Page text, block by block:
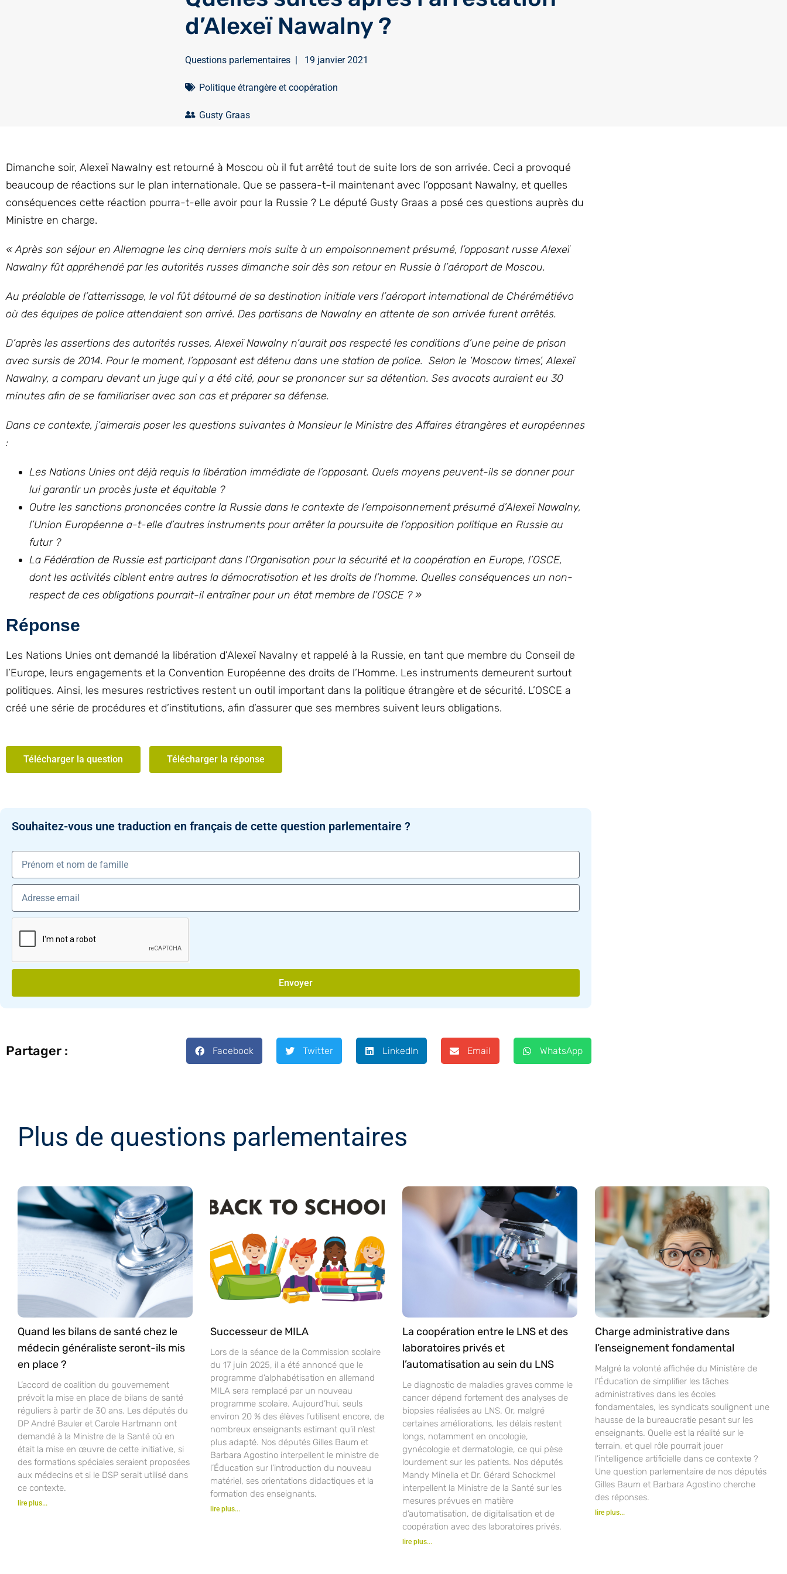
d’Alexeï Nawalny ?
Questions parlementaires| 19 janvier 2021
Politique étrangère et coopération
Gusty Graas
Dimanche soir, Alexeï Nawalny est retourné à Moscou où il fut arrêté tout de suite lors de son arrivée. Ceci a provoqué
beaucoup de réactions sur le plan internationale. Que se passera-t-il maintenant avec l’opposant Nawalny, et quelles
conséquences cette réaction pourra-t-elle avoir pour la Russie ? Le député Gusty Graas a posé ces questions auprès du
Ministre en charge.
« Après son séjour en Allemagne les cinq derniers mois suite à un empoisonnement présumé, l’opposant russe Alexeï
Nawalny fût appréhendé par les autorités russes dimanche soir dès son retour en Russie à l’aéroport de Moscou.
Au préalable de l’atterrissage, le vol fût détourné de sa destination initiale vers l’aéroport international de Chérémétiévo
où des équipes de police attendaient son arrivé. Des partisans de Nawalny en attente de son arrivée furent arrêtés.
D’après les assertions des autorités russes, Alexeï Nawalny n’aurait pas respecté les conditions d’une peine de prison
avec sursis de 2014. Pour le moment, l’opposant est détenu dans une station de police. Selon le ‘Moscow times’, Alexeï
Nawalny, a comparu devant un juge qui y a été cité, pour se prononcer sur sa détention. Ses avocats auraient eu 30
minutes afin de se familiariser avec son cas et préparer sa défense.
Dans ce contexte, j’aimerais poser les questions suivantes à Monsieur le Ministre des Affaires étrangères et européennes
:
Les Nations Unies ont déjà requis la libération immédiate de l’opposant. Quels moyens peuvent-ils se donner pour
lui garantir un procès juste et équitable ?
Outre les sanctions prononcées contre la Russie dans le contexte de l’empoisonnement présumé d’Alexeï Nawalny,
l’Union Européenne a-t-elle d’autres instruments pour arrêter la poursuite de l’opposition politique en Russie au
futur ?
La Fédération de Russie est participant dans l’Organisation pour la sécurité et la coopération en Europe, l’OSCE,
dont les activités ciblent entre autres la démocratisation et les droits de l’homme. Quelles conséquences un non-
respect de ces obligations pourrait-il entraîner pour un état membre de l’OSCE ? »
Réponse
Les Nations Unies ont demandé la libération d’Alexeï Navalny et rappelé à la Russie, en tant que membre du Conseil de
l’Europe, leurs engagements et la Convention Européenne des droits de l’Homme. Les instruments demeurent surtout
politiques. Ainsi, les mesures restrictives restent un outil important dans la politique étrangère et de sécurité. L’OSCE a
créé une série de procédures et d’institutions, afin d’assurer que ses membres suivent leurs obligations.
Télécharger la question Télécharger la réponse
Souhaitez-vous une traduction en français de cette question parlementaire ?
Envoyer
Partager : Facebook Twitter LinkedIn Email WhatsApp
Plus de questions parlementaires
Quand les bilans de santé chez le
médecin généraliste seront-ils mis
en place ?
L’accord de coalition du gouvernement
prévoit la mise en place de bilans de santé
réguliers à partir de 30 ans. Les députés du
DP André Bauler et Carole Hartmann ont
demandé à la Ministre de la Santé où en
était la mise en œuvre de cette initiative, si
des formations spéciales seraient proposées
aux médecins et si le DSP serait utilisé dans
ce contexte.
lire plus...
Successeur de MILA
Lors de la séance de la Commission scolaire
du 17 juin 2025, il a été annoncé que le
programme d’alphabétisation en allemand
MILA sera remplacé par un nouveau
programme scolaire. Aujourd’hui, seuls
environ 20 % des élèves l’utilisent encore, de
nombreux enseignants estimant qu’il n’est
plus adapté. Nos députés Gilles Baum et
Barbara Agostino interpellent le ministre de
l’Éducation sur l’introduction du nouveau
matériel, ses orientations didactiques et la
formation des enseignants.
lire plus...
La coopération entre le LNS et des
laboratoires privés et
l’automatisation au sein du LNS
Le diagnostic de maladies graves comme le
cancer dépend fortement des analyses de
biopsies réalisées au LNS. Or, malgré
certaines améliorations, les délais restent
longs, notamment en oncologie,
gynécologie et dermatologie, ce qui pèse
lourdement sur les patients. Nos députés
Mandy Minella et Dr. Gérard Schockmel
interpellent la Ministre de la Santé sur les
mesures prévues en matière
d’automatisation, de digitalisation et de
coopération avec des laboratoires privés.
lire plus...
Charge administrative dans
l’enseignement fondamental
Malgré la volonté affichée du Ministère de
l’Éducation de simplifier les tâches
administratives dans les écoles
fondamentales, les syndicats soulignent une
hausse de la bureaucratie pesant sur les
enseignants. Quelle est la réalité sur le
terrain, et quel rôle pourrait jouer
l’intelligence artificielle dans ce contexte ?
Une question parlementaire de nos députés
Gilles Baum et Barbara Agostino cherche
des réponses.
lire plus...